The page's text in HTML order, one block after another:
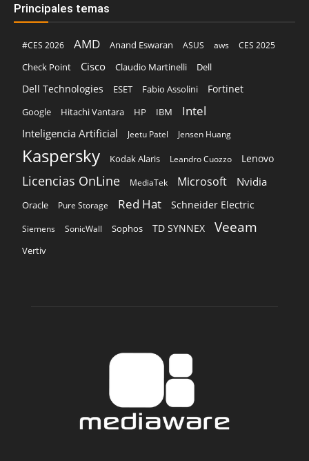
Principales temas
#CES 2026 AMD Anand Eswaran ASUS aws
CES 2025
Check Point
Cisco Claudio Martinelli Dell
Dell Technologies ESET Fabio Assolini Fortinet
Google Hitachi Vantara HP IBM Intel
Inteligencia Artificial Jeetu Patel Jensen Huang
Kaspersky Kodak Alaris Leandro Cuozzo Lenovo
Licencias OnLine MediaTek Microsoft Nvidia
Oracle Pure Storage Red Hat Schneider Electric
Siemens SonicWall Sophos TD SYNNEX Veeam
Vertiv